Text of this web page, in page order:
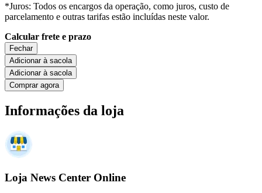
*Juros: Todos os encargos da operação, como juros, custo de
parcelamento e outras tarifas estão incluídas neste valor.
Calcular frete e prazo
Fechar
Adicionar à sacola
Adicionar à sacola
Comprar agora
Informações da loja
Loja News Center Online